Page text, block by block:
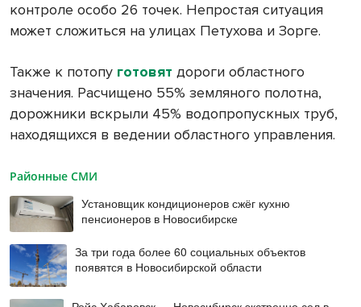
контроле особо 26 точек. Непростая ситуация
может сложиться на улицах Петухова и Зорге.
Также к потопу готовят дороги областного
значения. Расчищено 55% земляного полотна,
дорожники вскрыли 45% водопропускных труб,
находящихся в ведении областного управления.
Районные СМИ
Установщик кондиционеров сжёг кухню
пенсионеров в Новосибирске
За три года более 60 социальных объектов
появятся в Новосибирской области